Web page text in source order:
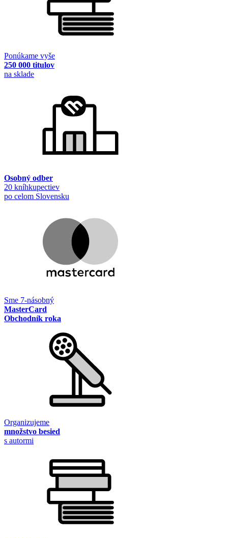
Ponúkame vyše
250 000 titulov
na sklade
Osobný odber
20 kníhkupectiev
po celom Slovensku
Sme 7-násobný
MasterCard
Obchodník roka
Organizujeme
množstvo besied
s autormi